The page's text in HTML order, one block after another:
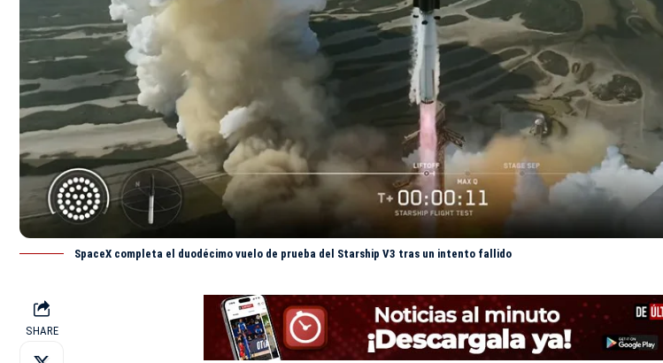
SpaceX completa el duodécimo vuelo de prueba del Starship V3 tras un intento fallido
SHARE